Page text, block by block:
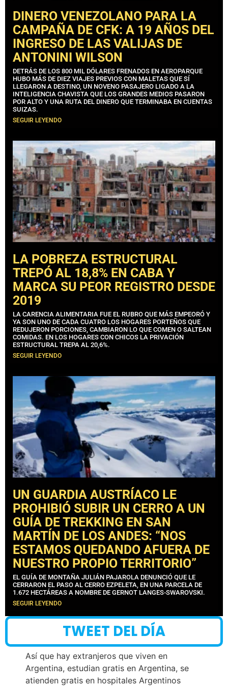
DINERO VENEZOLANO PARA LA
CAMPAÑA DE CFK: A 19 AÑOS DEL
INGRESO DE LAS VALIJAS DE
ANTONINI WILSON
DETRÁS DE LOS 800 MIL DÓLARES FRENADOS EN AEROPARQUE
HUBO MÁS DE DIEZ VIAJES PREVIOS CON MALETAS QUE SÍ
LLEGARON A DESTINO, UN NOVENO PASAJERO LIGADO A LA
INTELIGENCIA CHAVISTA QUE LOS GRANDES MEDIOS PASARON
POR ALTO Y UNA RUTA DEL DINERO QUE TERMINABA EN CUENTAS
SUIZAS.
SEGUIR LEYENDO
LA POBREZA ESTRUCTURAL
TREPÓ AL 18,8% EN CABA Y
MARCA SU PEOR REGISTRO DESDE
2019
LA CARENCIA ALIMENTARIA FUE EL RUBRO QUE MÁS EMPEORÓ Y
YA SON UNO DE CADA CUATRO LOS HOGARES PORTEÑOS QUE
REDUJERON PORCIONES, CAMBIARON LO QUE COMEN O SALTEAN
COMIDAS. EN LOS HOGARES CON CHICOS LA PRIVACIÓN
ESTRUCTURAL TREPA AL 20,6%.
SEGUIR LEYENDO
UN GUARDIA AUSTRÍACO LE
PROHIBIÓ SUBIR UN CERRO A UN
GUÍA DE TREKKING EN SAN
MARTÍN DE LOS ANDES: “NOS
ESTAMOS QUEDANDO AFUERA DE
NUESTRO PROPIO TERRITORIO”
EL GUÍA DE MONTAÑA JULIÁN PAJAROLA DENUNCIÓ QUE LE
CERRARON EL PASO AL CERRO EZPELETA, EN UNA PARCELA DE
1.672 HECTÁREAS A NOMBRE DE GERNOT LANGES-SWAROVSKI.
SEGUIR LEYENDO
TWEET DEL DÍA
Así que hay extranjeros que viven en
Argentina, estudian gratis en Argentina, se
atienden gratis en hospitales Argentinos